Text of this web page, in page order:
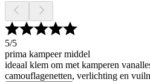
5/5
prima kampeer middel
ideaal klem om met kamperen
camouflagenetten, verlichting en